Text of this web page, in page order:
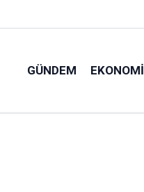
GÜNDEM EKONOMI